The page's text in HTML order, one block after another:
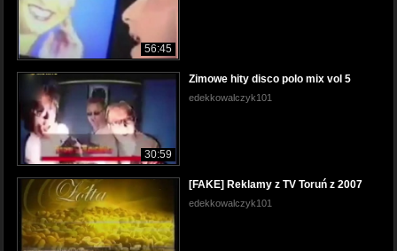
56:45
30:59
Zimowe hity disco polo mix vol 5
edekkowalczyk101
[FAKE] Reklamy z TV Toruń z 2007
edekkowalczyk101